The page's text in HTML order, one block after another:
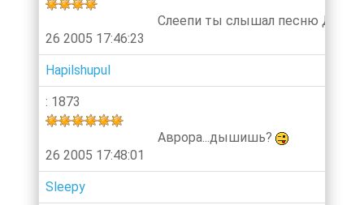
26 2005 17:46:23
Слеепи ты слышал песню
Hapilshupul
: 1873
26 2005 17:48:01
Аврора...дышишь?
Sleepy